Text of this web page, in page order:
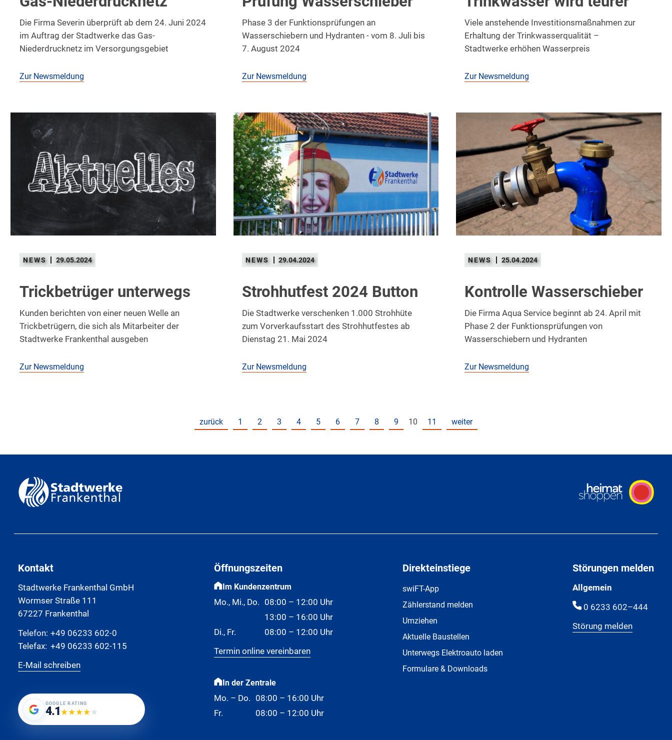
Die Firma Severin überprüft ab dem 24. Juni 2024
im Auftrag der Stadtwerke das Gas-
Niederdrucknetz im Versorgungsgebiet
Zur Newsmeldung
Phase 3 der Funktionsprüfungen an
Wasserschiebern und Hydranten - vom 8. Juli bis
7. August 2024
Zur Newsmeldung
Viele anstehende Investitionsmaßnahmen zur
Erhaltung der Trinkwasserqualität –
Stadtwerke erhöhen Wasserpreis
Zur Newsmeldung
Trickbetrüger unterwegs
Kunden berichten von einer neuen Welle an
Trickbetrügern, die sich als Mitarbeiter der
Stadtwerke Frankenthal ausgeben
29.05.2024
Zur Newsmeldung
Strohhutfest 2024 Button
Die Stadtwerke verschenken 1.000 Strohhüte
zum Vorverkaufsstart des Strohhutfestes ab
Dienstag 21. Mai 2024
29.04.2024
Zur Newsmeldung
Kontrolle Wasserschieber
Die Firma Aqua Service beginnt ab 24. April mit
Phase 2 der Funktionsprüfungen von
Wasserschiebern und Hydranten
25.04.2024
Zur Newsmeldung
zurück 1 2 3 4 5 6 7 8 9 10 11 weiter
Kontakt
Stadtwerke Frankenthal GmbH
Wormser Straße 111
67227 Frankenthal
Telefon: +49 06233 602-0
Telefax: +49 06233 602-115
E-Mail schreiben
GOOGLE RATING
4.1★★★★ ★
Öffnungszeiten
Im Kundenzentrum
Mo., Mi., Do. 08:00 – 12:00 Uhr
13:00 – 16:00 Uhr
Di., Fr.
08:00 – 12:00 Uhr
Termin online vereinbaren
In der Zentrale
Mo. – Do. 08:00 – 16:00 Uhr
Fr.
08:00 – 12:00 Uhr
Direkteinstiege
swiFT-App
Zählerstand melden
Umziehen
Aktuelle Baustellen
Unterwegs Elektroauto laden
Formulare & Downloads
Störungen melden
Allgemein
0 6233 602–444
Störung melden